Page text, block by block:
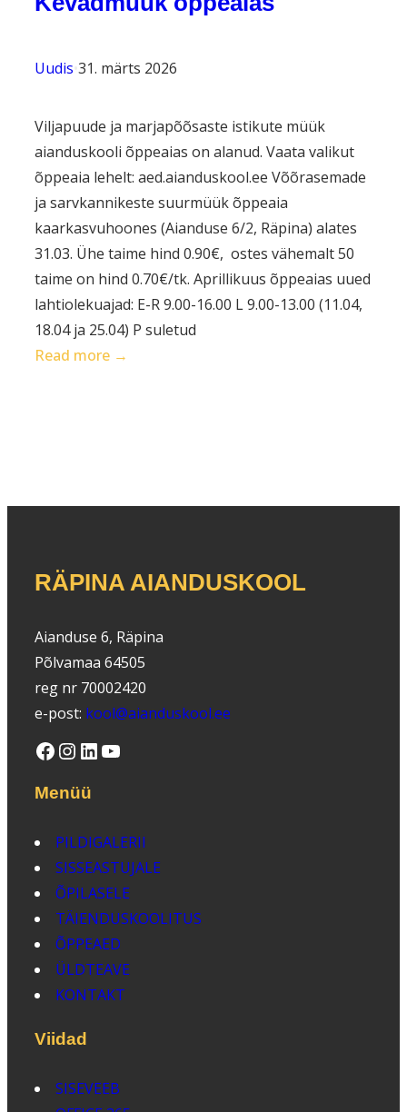
Uudis 31. märts 2026
Viljapuude ja marjapõõsaste istikute müük
aianduskooli õppeaias on alanud. Vaata valikut
õppeaia lehelt: aed.aianduskool.ee Võõrasemade
ja sarvkannikeste suurmüük õppeaia
kaarkasvuhoones (Aianduse 6/2, Räpina) alates
31.03. Ühe taime hind 0.90€, ostes vähemalt 50
taime on hind 0.70€/tk. Aprillikuus õppeaias uued
lahtiolekuajad: E-R 9.00-16.00 L 9.00-13.00 (11.04,
18.04 ja 25.04) P suletud
Read more →
RÄPINA AIANDUSKOOL
Aianduse 6, Räpina
Põlvamaa 64505
reg nr 70002420
e-post: kool@aianduskool.ee
Facebook InstagramLinkedIn YouTube
Menüü
PILDIGALERII
SISSEASTUJALE
ÕPILASELE
TÄIENDUSKOOLITUS
ÕPPEAED
ÜLDTEAVE
KONTAKT
Viidad
SISEVEEB